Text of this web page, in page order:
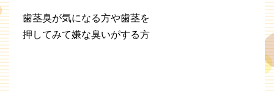
歯茎臭が気になる方や歯茎を
押してみて嫌な臭いがする方